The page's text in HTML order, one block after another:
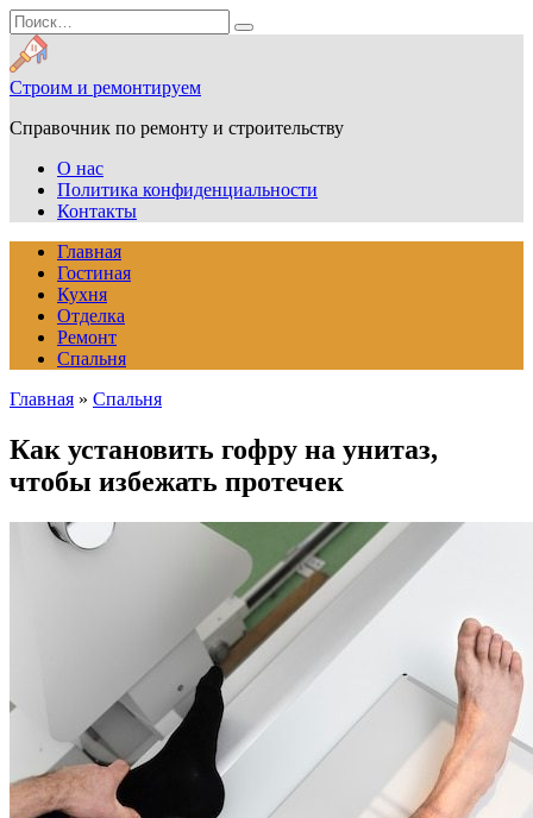
Перейти
к
содержанию
Search
for:
Строим и ремонтируем
Справочник по ремонту и строительству
О нас
Политика конфиденциальности
Контакты
Главная
Гостиная
Кухня
Отделка
Ремонт
Спальня
Главная » Спальня
Как установить гофру на унитаз,
чтобы избежать протечек